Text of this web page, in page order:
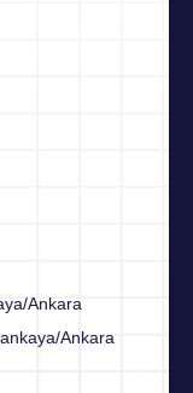
Ankara
Ankara